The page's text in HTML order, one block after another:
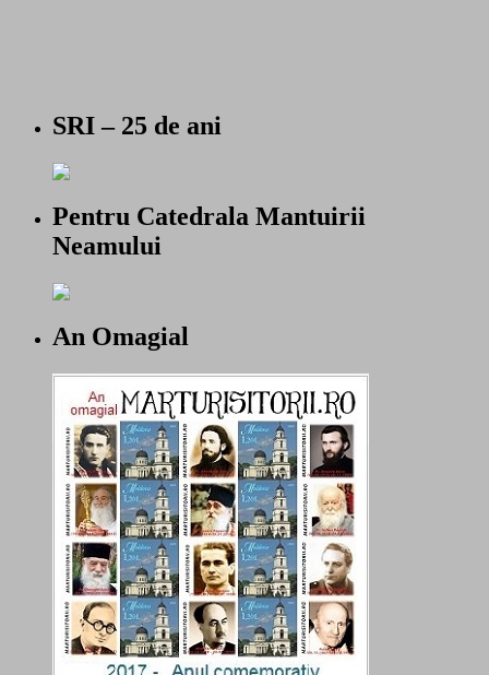
SRI – 25 de ani
Pentru Catedrala Mantuirii
Neamului
An Omagial